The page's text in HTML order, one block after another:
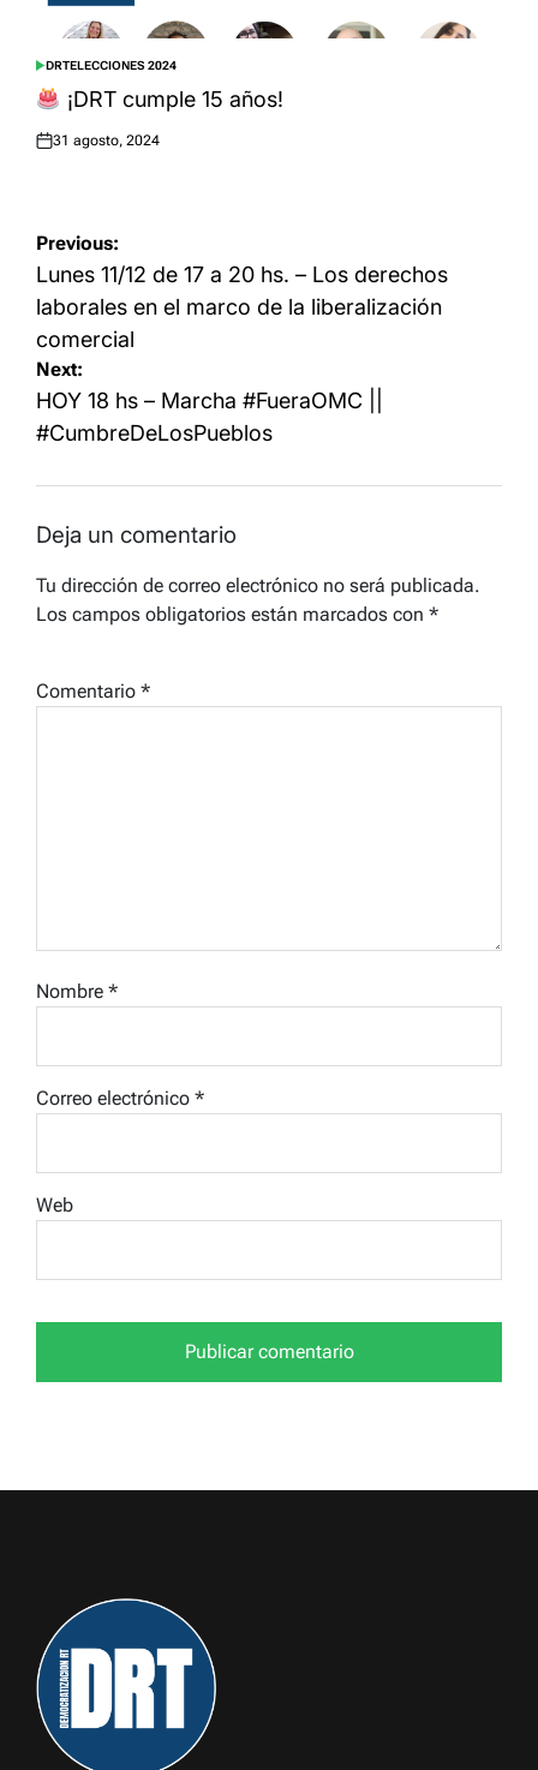
POSTED
IN
DRTELECCIONES 2024
¡DRT cumple 15 años!
Posted
31 agosto, 2024
Navegación
de
entradas
Previous:
Lunes 11/12 de 17 a 20 hs. – Los derechos
laborales en el marco de la liberalización
comercial
Next:
HOY 18 hs – Marcha #FueraOMC ||
#CumbreDeLosPueblos
Deja un comentario
Tu dirección de correo electrónico no será publicada.
Los campos obligatorios están marcados con *
Comentario *
Nombre *
Correo electrónico *
Web